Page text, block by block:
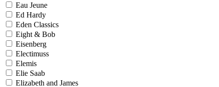
Eau Jeune
Ed Hardy
Eden Classics
Eight & Bob
Eisenberg
Electimuss
Elemis
Elie Saab
Elizabeth and James